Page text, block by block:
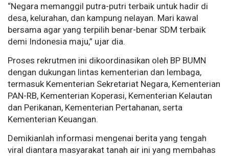
“Negara memanggil putra-putri terbaik untuk hadir di
desa, kelurahan, dan kampung nelayan. Mari kawal
bersama agar yang terpilih benar-benar SDM terbaik
demi Indonesia maju,” ujar dia.
Proses rekrutmen ini dikoordinasikan oleh BP BUMN
dengan dukungan lintas kementerian dan lembaga,
termasuk Kementerian Sekretariat Negara, Kementerian
PAN-RB, Kementerian Koperasi, Kementerian Kelautan
dan Perikanan, Kementerian Pertahanan, serta
Kementerian Keuangan.
Demikianlah informasi mengenai berita yang tengah
viral diantara masyarakat tanah air ini yang membahas